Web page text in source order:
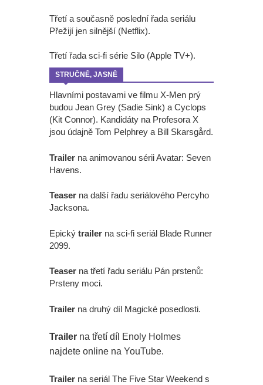
Třetí a současně poslední řada seriálu
Přežijí jen silnější (Netflix).
Třetí řada sci-fi série Silo (Apple TV+).
STRUČNĚ, JASNĚ
Hlavními postavami ve filmu X-Men prý
budou Jean Grey (Sadie Sink) a Cyclops
(Kit Connor). Kandidáty na Profesora X
jsou údajně Tom Pelphrey a Bill Skarsgård.
Trailer na animovanou sérii Avatar: Seven
Havens.
Teaser na další řadu seriálového Percyho
Jacksona.
Epický trailer na sci-fi seriál Blade Runner
2099.
Teaser na třetí řadu seriálu Pán prstenů:
Prsteny moci.
Trailer na druhý díl Magické posedlosti.
Trailer na třetí díl Enoly Holmes
najdete online na YouTube.
Trailer na seriál The Five Star Weekend s